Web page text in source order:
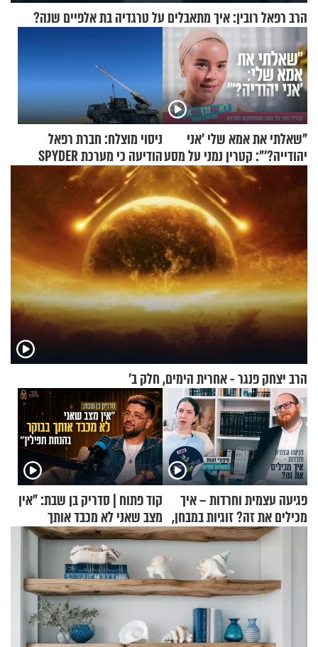
הרב רפאל רובין: איך מתאבלים על טרגדיה בת אלפיים שנה?
"שאלתי את אמא שלי 'אני
יהודייה?'": קטרין נמני על מסע
ההתחזקות המרגש
ניסוי מוצלח: חברת רפאל
הודיעה כי מערכת SPYDER
הצליחה ליירט כטב"ם
הרב יצחק פנגר - אחרית הימים, חלק ב’
פגיעה עצמית וחרדות – איך
מכילים את זה? זוגיות במבחן,
הפעם עם יהודית ואלתר כהן
קוד פתוח | סדריק בן שבת: "אין
מצב שאני לא מכבד אותך
בבוקר בהנחת תפילין"